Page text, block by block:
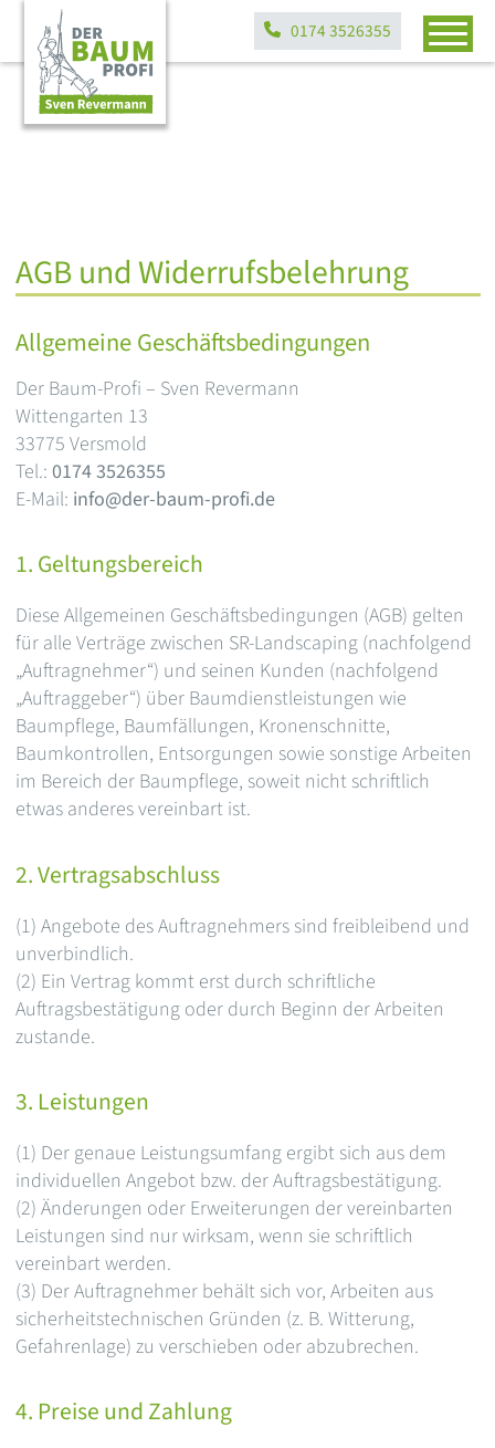
0174 3526355
AGB und Widerrufsbelehrung
Allgemeine Geschäftsbedingungen
Der Baum-Profi – Sven Revermann
Wittengarten 13
33775 Versmold
Tel.: 0174 3526355
E-Mail: info@der-baum-profi.de
1. Geltungsbereich
Diese Allgemeinen Geschäftsbedingungen (AGB) gelten
für alle Verträge zwischen SR-Landscaping (nachfolgend
„Auftragnehmer“) und seinen Kunden (nachfolgend
„Auftraggeber“) über Baumdienstleistungen wie
Baumpflege, Baumfällungen, Kronenschnitte,
Baumkontrollen, Entsorgungen sowie sonstige Arbeiten
im Bereich der Baumpflege, soweit nicht schriftlich
etwas anderes vereinbart ist.
2. Vertragsabschluss
(1) Angebote des Auftragnehmers sind freibleibend und
unverbindlich.
(2) Ein Vertrag kommt erst durch schriftliche
Auftragsbestätigung oder durch Beginn der Arbeiten
zustande.
3. Leistungen
(1) Der genaue Leistungsumfang ergibt sich aus dem
individuellen Angebot bzw. der Auftragsbestätigung.
(2) Änderungen oder Erweiterungen der vereinbarten
Leistungen sind nur wirksam, wenn sie schriftlich
vereinbart werden.
(3) Der Auftragnehmer behält sich vor, Arbeiten aus
sicherheitstechnischen Gründen (z. B. Witterung,
Gefahrenlage) zu verschieben oder abzubrechen.
4. Preise und Zahlung